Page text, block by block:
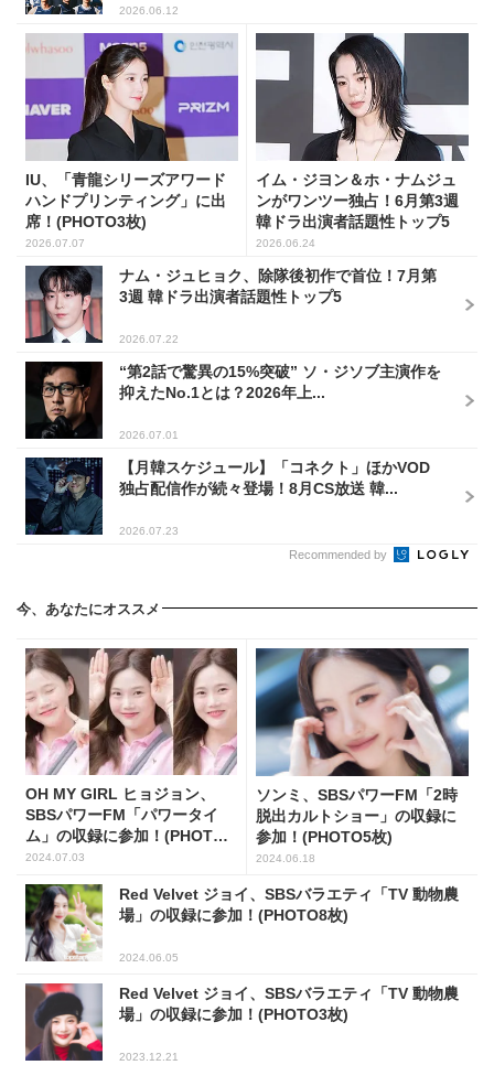
2026.06.12
IU、「青龍シリーズアワード
ハンドプリンティング」に出
席！(PHOTO3枚)
2026.07.07
イム・ジヨン＆ホ・ナムジュ
ンがワンツー独占！6月第3週
韓ドラ出演者話題性トップ5
2026.06.24
ナム・ジュヒョク、除隊後初作で首位！7月第
3週 韓ドラ出演者話題性トップ5
2026.07.22
“第2話で驚異の15%突破” ソ・ジソブ主演作を
抑えたNo.1とは？2026年上...
2026.07.01
【月韓スケジュール】「コネクト」ほかVOD
独占配信作が続々登場！8月CS放送 韓...
2026.07.23
Recommended by
今、あなたにオススメ
OH MY GIRL ヒョジョン、
SBSパワーFM「パワータイ
ム」の収録に参加！(PHOTO5
枚)
2024.07.03
ソンミ、SBSパワーFM「2時
脱出カルトショー」の収録に
参加！(PHOTO5枚)
2024.06.18
Red Velvet ジョイ、SBSバラエティ「TV 動物農
場」の収録に参加！(PHOTO8枚)
2024.06.05
Red Velvet ジョイ、SBSバラエティ「TV 動物農
場」の収録に参加！(PHOTO3枚)
2023.12.21